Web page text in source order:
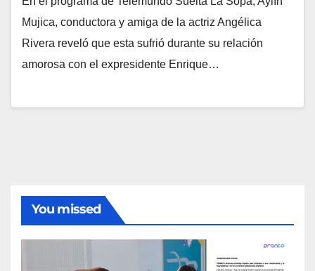
Mujica, conductora y amiga de la actriz Angélica
Rivera reveló que esta sufrió durante su relación
amorosa con el expresidente Enrique…
You missed